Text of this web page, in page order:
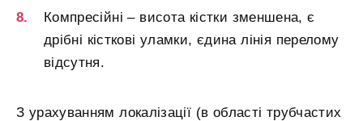
Компресійні – висота кістки зменшена, є
дрібні кісткові уламки, єдина лінія перелому
відсутня.
З урахуванням локалізації (в області трубчастих